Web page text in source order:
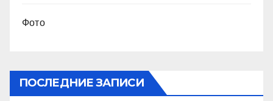
Фото
ПОСЛЕДНИЕ ЗАПИСИ